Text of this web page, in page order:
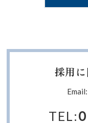
採用
TEL: